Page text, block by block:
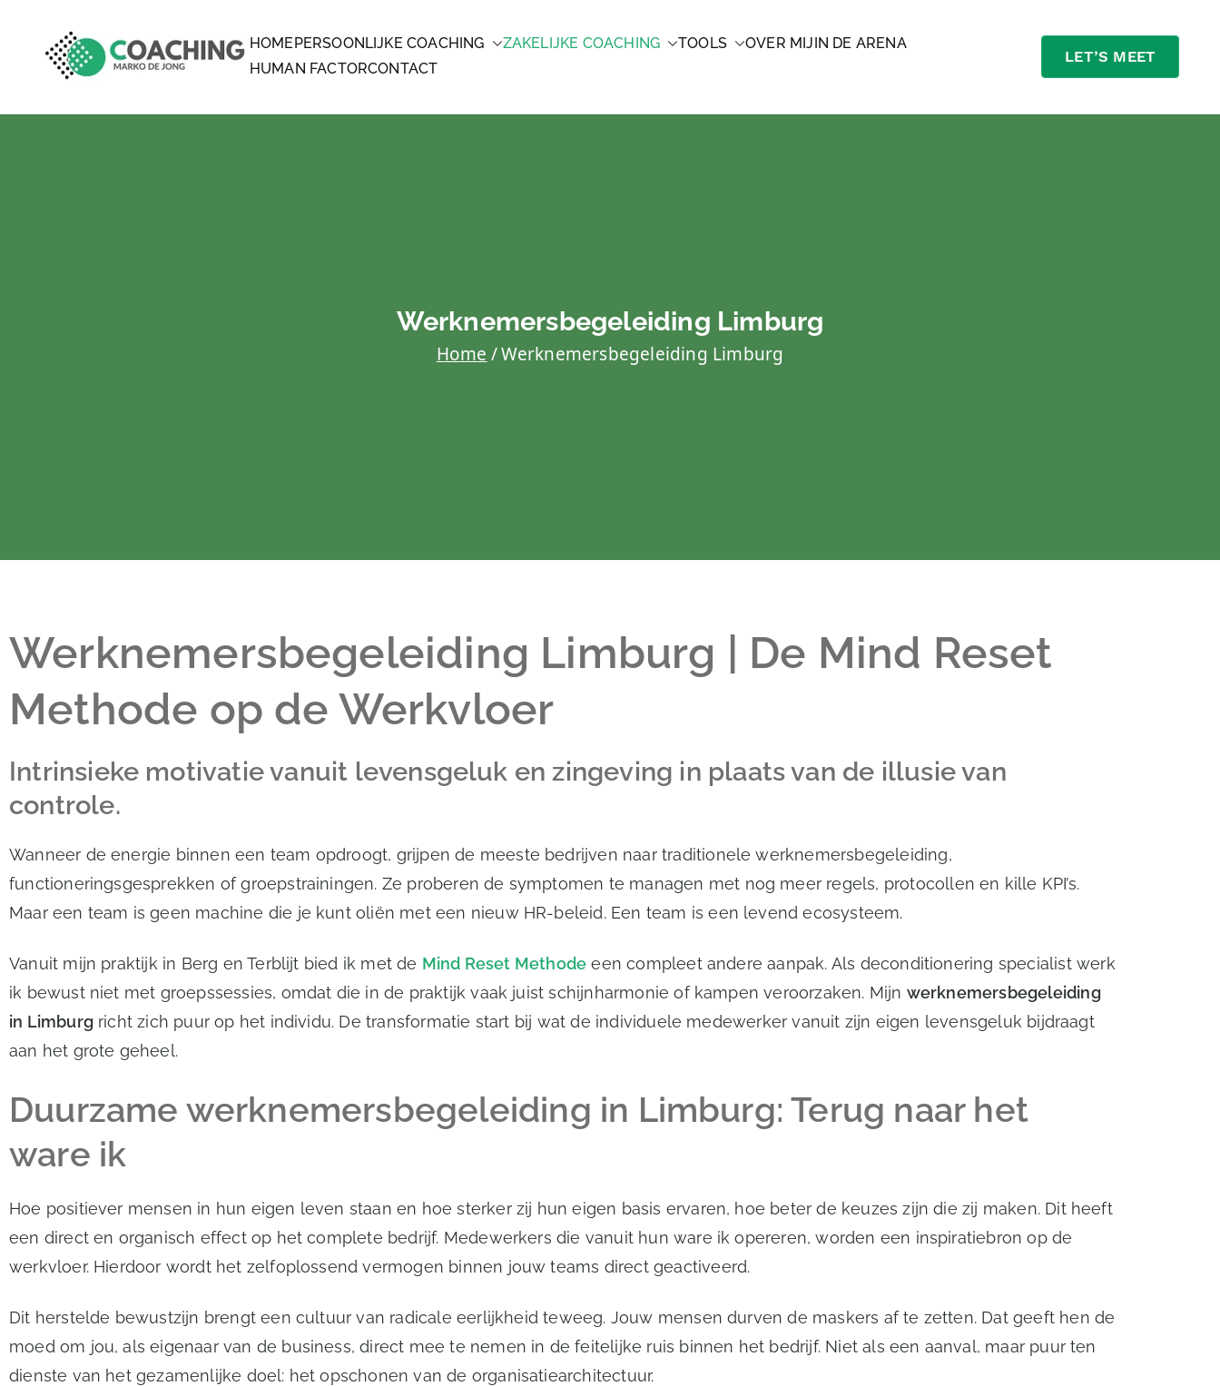
MARKO DE JONG COACHING
COACHING
HOME PERSOONLIJKE COACHING ZAKELIJKE COACHING TOOLS OVER MIJ IN DE ARENA
HUMAN FACTORCONTACT
LET’S MEET
Werknemersbegeleiding Limburg
Home Werknemersbegeleiding Limburg
Werknemersbegeleiding Limburg | De Mind Reset
Methode op de Werkvloer
Intrinsieke motivatie vanuit levensgeluk en zingeving in plaats van de illusie van
controle.
Wanneer de energie binnen een team opdroogt, grijpen de meeste bedrijven naar traditionele werknemersbegeleiding,
functioneringsgesprekken of groepstrainingen. Ze proberen de symptomen te managen met nog meer regels, protocollen en kille KPI’s.
Maar een team is geen machine die je kunt oliën met een nieuw HR-beleid. Een team is een levend ecosysteem.
Vanuit mijn praktijk in Berg en Terblijt bied ik met de Mind Reset Methode een compleet andere aanpak. Als deconditionering specialist werk
ik bewust niet met groepssessies, omdat die in de praktijk vaak juist schijnharmonie of kampen veroorzaken. Mijn werknemersbegeleiding
in Limburgricht zich puur op het individu. De transformatie start bij wat de individuele medewerker vanuit zijn eigen levensgeluk bijdraagt
aan het grote geheel.
Duurzame werknemersbegeleiding in Limburg: Terug naar het
ware ik
Hoe positiever mensen in hun eigen leven staan en hoe sterker zij hun eigen basis ervaren, hoe beter de keuzes zijn die zij maken. Dit heeft
een direct en organisch effect op het complete bedrijf. Medewerkers die vanuit hun ware ik opereren, worden een inspiratiebron op de
werkvloer. Hierdoor wordt het zelfoplossend vermogen binnen jouw teams direct geactiveerd.
Dit herstelde bewustzijn brengt een cultuur van radicale eerlijkheid teweeg. Jouw mensen durven de maskers af te zetten. Dat geeft hen de
moed om jou, als eigenaar van de business, direct mee te nemen in de feitelijke ruis binnen het bedrijf. Niet als een aanval, maar puur ten
dienste van het gezamenlijke doel: het opschonen van de organisatiearchitectuur.